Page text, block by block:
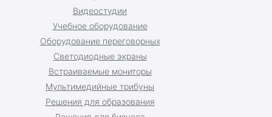
Оборудование переговорных
Учебное оборудование
Светодиодные экраны
Встраиваемые мониторы
Мультимедийные трибуны
Решения для образования
Видеостудии